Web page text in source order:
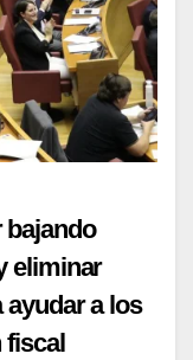
bajando
eliminar
a los